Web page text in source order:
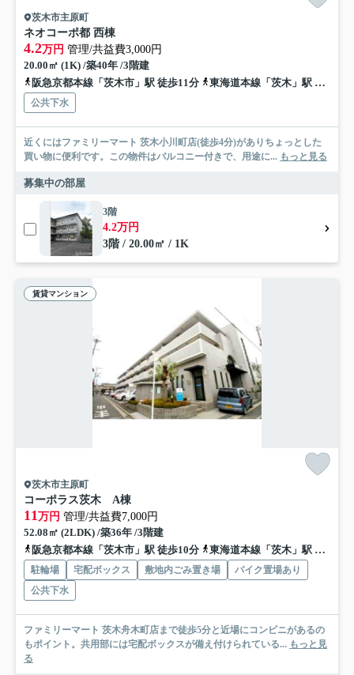
茨木市主原町
ネオコーポ都 西棟
4.2万円 管理/共益費3,000円
20.00㎡ (1K) /築40年 /3階建
阪急京都本線「茨木市」駅 徒歩11分
東海道本線「茨木」駅 徒歩17分
公共下水
近くにはファミリーマート 茨木小川町店(徒歩4分)がありちょっとした
買い物に便利です。この物件はバルコニー付きで、用途に... もっと見る
募集中の部屋
3階
4.2万円
3階 / 20.00㎡ / 1K
賃貸マンション
茨木市主原町
コーポラス茨木 A棟
11万円 管理/共益費7,000円
52.08㎡ (2LDK) /築36年 /3階建
阪急京都本線「茨木市」駅 徒歩10分
東海道本線「茨木」駅 徒歩18分
駐輪場 宅配ボックス 敷地内ごみ置き場
バイク置場あり
公共下水
ファミリーマート 茨木舟木町店まで徒歩5分と近場にコンビニがあるの
もポイント。共用部には宅配ボックスが備え付けられている... もっと見
る